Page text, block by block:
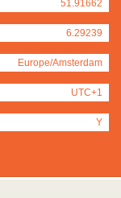
51.91662
6.29239
Europe/Amsterdam
UTC+1
Y